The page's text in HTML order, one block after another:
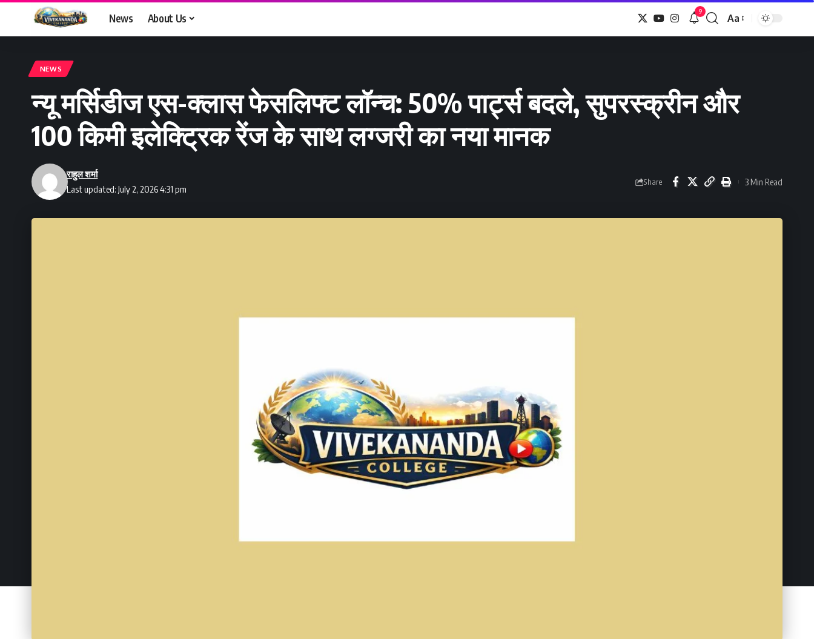
News About Us 9
Font
Aa
NEWS
न्यू मर्सिडीज एस-क्लास फेसलिफ्ट लॉन्च: 50% पार्ट्स बदले, सुपरस्क्रीन और
100 किमी इलेक्ट्रिक रेंज के साथ लग्जरी का नया मानक
Last updated: July 2, 2026 4:31 pm
राहुल शर्मा
Share 3 Min Read